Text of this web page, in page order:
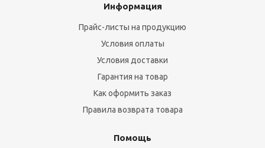
Информация
Прайс-листы на продукцию
Условия оплаты
Условия доставки
Гарантия на товар
Как оформить заказ
Правила возврата товара
Помощь